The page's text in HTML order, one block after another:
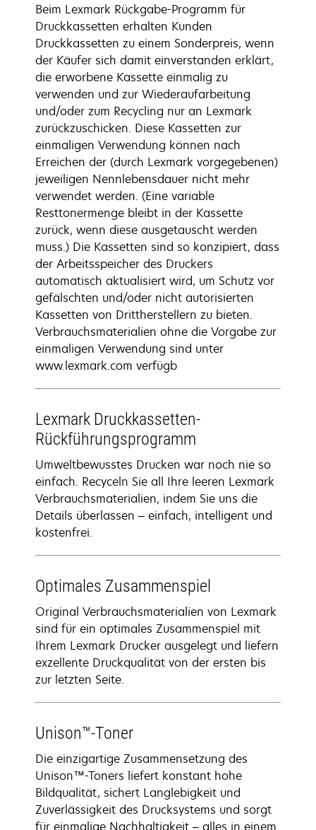
Beim Lexmark Rückgabe-Programm für
Druckkassetten erhalten Kunden
Druckkassetten zu einem Sonderpreis, wenn
der Käufer sich damit einverstanden erklärt,
die erworbene Kassette einmalig zu
verwenden und zur Wiederaufarbeitung
und/oder zum Recycling nur an Lexmark
zurückzuschicken. Diese Kassetten zur
einmaligen Verwendung können nach
Erreichen der (durch Lexmark vorgegebenen)
jeweiligen Nennlebensdauer nicht mehr
verwendet werden. (Eine variable
Resttonermenge bleibt in der Kassette
zurück, wenn diese ausgetauscht werden
muss.) Die Kassetten sind so konzipiert, dass
der Arbeitsspeicher des Druckers
automatisch aktualisiert wird, um Schutz vor
gefälschten und/oder nicht autorisierten
Kassetten von Drittherstellern zu bieten.
Verbrauchsmaterialien ohne die Vorgabe zur
einmaligen Verwendung sind unter
www.lexmark.com verfügb
Lexmark Druckkassetten-
Rückführungsprogramm
Umweltbewusstes Drucken war noch nie so
einfach. Recyceln Sie all Ihre leeren Lexmark
Verbrauchsmaterialien, indem Sie uns die
Details überlassen – einfach, intelligent und
kostenfrei.
Optimales Zusammenspiel
Original Verbrauchsmaterialien von Lexmark
sind für ein optimales Zusammenspiel mit
Ihrem Lexmark Drucker ausgelegt und liefern
exzellente Druckqualität von der ersten bis
zur letzten Seite.
Unison™-Toner
Die einzigartige Zusammensetzung des
Unison™-Toners liefert konstant hohe
Bildqualität, sichert Langlebigkeit und
Zuverlässigkeit des Drucksystems und sorgt
für einmalige Nachhaltigkeit – alles in einem